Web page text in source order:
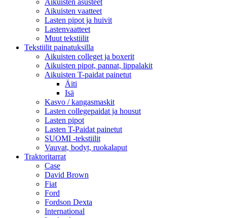
Aikuisten asusteet
Aikuisten vaatteet
Lasten pipot ja huivit
Lastenvaatteet
Muut tekstiilit
Tekstiilit painatuksilla
Aikuisten colleget ja boxerit
Aikuisten pipot, pannat, lippalakit
Aikuisten T-paidat painetut
Äiti
Isä
Kasvo / kangasmaskit
Lasten collegepaidat ja housut
Lasten pipot
Lasten T-Paidat painetut
SUOMI -tekstiilit
Vauvat, bodyt, ruokalaput
Traktoritarrat
Case
David Brown
Fiat
Ford
Fordson Dexta
International